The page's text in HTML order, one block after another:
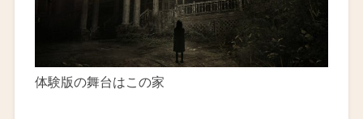
体験版の舞台はこの家